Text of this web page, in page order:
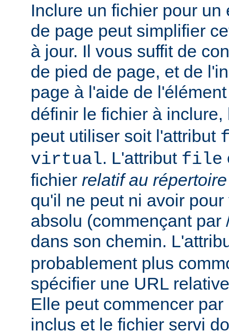
Inclure un fichier pour
de page peut simplifier
à jour. Il vous suffit de
de pied de page, et de
page à l'aide de
définir le fichier à
peut utiliser soit l'attribut
virtual. L'attribut file
fichier relatif au
qu'il ne peut ni avoir
absolu (commençant par
dans son chemin.
probablement plus
spécifier une URL
Elle peut commencer
inclus et le fichier servi